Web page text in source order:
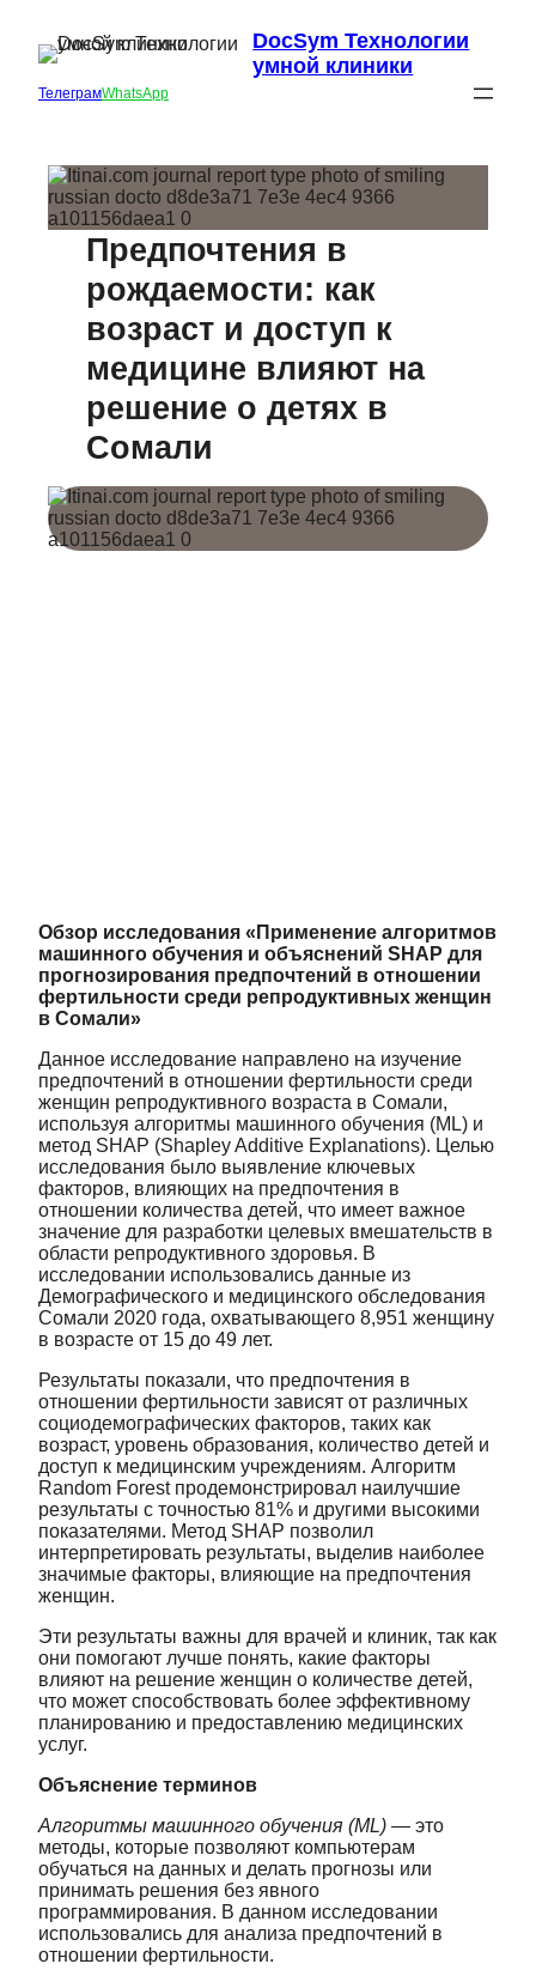
DocSym Технологии
умной клиники
ТелеграмWhatsApp
Предпочтения в
рождаемости: как
возраст и доступ к
медицине влияют на
решение о детях в
Сомали
Обзор исследования «Применение алгоритмов
машинного обучения и объяснений SHAP для
прогнозирования предпочтений в отношении
фертильности среди репродуктивных женщин
в Сомали»
Данное исследование направлено на изучение
предпочтений в отношении фертильности среди
женщин репродуктивного возраста в Сомали,
используя алгоритмы машинного обучения (ML) и
метод SHAP (Shapley Additive Explanations). Целью
исследования было выявление ключевых
факторов, влияющих на предпочтения в
отношении количества детей, что имеет важное
значение для разработки целевых вмешательств в
области репродуктивного здоровья. В
исследовании использовались данные из
Демографического и медицинского обследования
Сомали 2020 года, охватывающего 8,951 женщину
в возрасте от 15 до 49 лет.
Результаты показали, что предпочтения в
отношении фертильности зависят от различных
социодемографических факторов, таких как
возраст, уровень образования, количество детей и
доступ к медицинским учреждениям. Алгоритм
Random Forest продемонстрировал наилучшие
результаты с точностью 81% и другими высокими
показателями. Метод SHAP позволил
интерпретировать результаты, выделив наиболее
значимые факторы, влияющие на предпочтения
женщин.
Эти результаты важны для врачей и клиник, так как
они помогают лучше понять, какие факторы
влияют на решение женщин о количестве детей,
что может способствовать более эффективному
планированию и предоставлению медицинских
услуг.
Объяснение терминов
Алгоритмы машинного обучения (ML) — это
методы, которые позволяют компьютерам
обучаться на данных и делать прогнозы или
принимать решения без явного
программирования. В данном исследовании
использовались для анализа предпочтений в
отношении фертильности.